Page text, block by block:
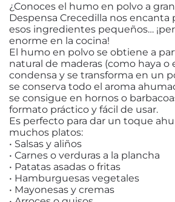
¿Conoces el humo en polvo a
Despensa Crecedilla nos encanta
esos ingredientes pequeños…
enorme en la cocina!
El humo en polvo se obtiene a
natural de maderas (como haya o
condensa y se transforma en un
se conserva todo el aroma
se consigue en hornos o
formato práctico y fácil de usar.
Es perfecto para dar un toque
muchos platos:
• Salsas y aliños
• Carnes o verduras a la plancha
• Patatas asadas o fritas
• Hamburguesas vegetales
• Mayonesas y cremas